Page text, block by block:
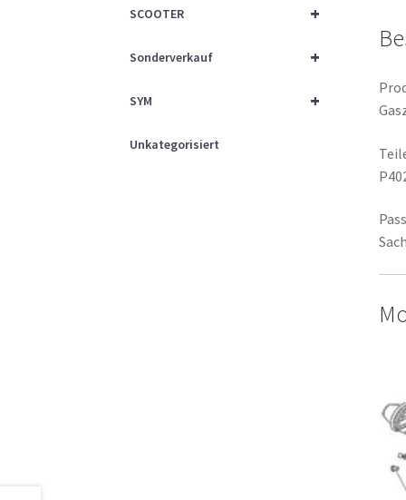
+
SCOOTER
+
Sonderverkauf
+
SYM
Unkategorisiert